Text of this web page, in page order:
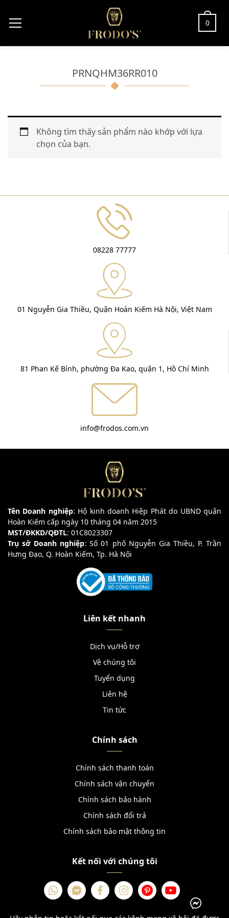
0
PRNQHM36RR010
Không tìm thấy sản phẩm nào khớp với lựa
chọn của bạn.
08228 77777
01 Nguyễn Gia Thiều, Quận Hoàn Kiếm Hà Nội, Việt Nam
81 Phan Kế Bính, phường Đa Kao, quận 1, Hồ Chí Minh
info@frodos.com.vn
Tên Doanh nghiệp: Hộ kinh doanh Hiệp Phát do UBND quận
Hoàn Kiếm cấp ngày 10 tháng 04 năm 2015
MST/ĐKKD/QĐTL: 01C8023307
Trụ sở Doanh nghiệp: Số 01 phố Nguyễn Gia Thiều, P. Trần
Hưng Đạo, Q. Hoàn Kiếm, Tp. Hà Nội
Liên kết nhanh
Dịch vụ/Hỗ trợ
Về chúng tôi
Tuyển dụng
Liên hệ
Tin tức
Chính sách
Chính sách thanh toán
Chính sách vận chuyển
Chính sách bảo hành
Chính sách đổi trả
Chính sách bảo mật thông tin
Kết nối với chúng tôi